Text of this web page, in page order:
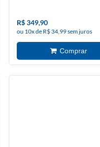
R$ 349,90
ou 10x de R$ 34,99 sem juros